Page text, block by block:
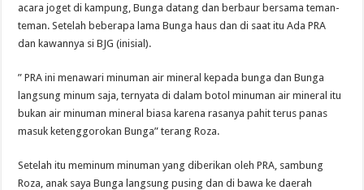
acara joget di kampung, Bunga datang dan berbaur bersama teman-
teman. Setelah beberapa lama Bunga haus dan di saat itu Ada PRA
dan kawannya si BJG (inisial).
” PRA ini menawari minuman air mineral kepada bunga dan Bunga
langsung minum saja, ternyata di dalam botol minuman air mineral itu
bukan air minuman mineral biasa karena rasanya pahit terus panas
masuk ketenggorokan Bunga” terang Roza.
Setelah itu meminum minuman yang diberikan oleh PRA, sambung
Roza, anak saya Bunga langsung pusing dan di bawa ke daerah